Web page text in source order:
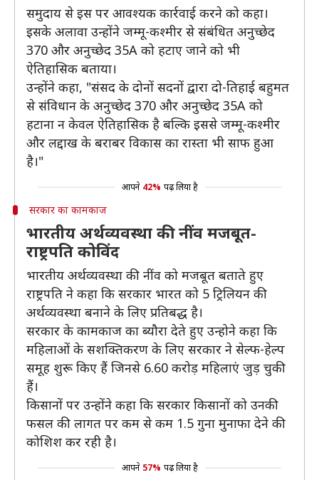
समुदाय से इस पर आवश्यक कार्रवाई करने को कहा।
इसके अलावा उन्होंने जम्मू-कश्मीर से संबंधित अनुच्छेद
370 और अनुच्छेद 35A को हटाए जाने को भी
ऐतिहासिक बताया।
उन्होंने कहा, "संसद के दोनों सदनों द्वारा दो-तिहाई बहुमत
से संविधान के अनुच्छेद 370 और अनुच्छेद 35A को
हटाना न केवल ऐतिहासिक है बल्कि इससे जम्मू-कश्मीर
और लद्दाख के बराबर विकास का रास्ता भी साफ हुआ
है।"
आपने 42% पढ़ लिया है
सरकार का कामकाज
भारतीय अर्थव्यवस्था की नींव मजबूत-
राष्ट्रपति कोविंद
भारतीय अर्थव्यवस्था की नींव को मजबूत बताते हुए
राष्ट्रपति ने कहा कि सरकार भारत को 5 ट्रिलियन की
अर्थव्यवस्था बनाने के लिए प्रतिबद्ध है।
सरकार के कामकाज का ब्यौरा देते हुए उन्होने कहा कि
महिलाओं के सशक्तिकरण के लिए सरकार ने सेल्फ-हेल्प
समूह शुरू किए हैं जिनसे 6.60 करोड़ महिलाएं जुड़ चुकी
हैं।
किसानों पर उन्होंने कहा कि सरकार किसानों को उनकी
फसल की लागत पर कम से कम 1.5 गुना मुनाफा देने की
कोशिश कर रही है।
आपने 57% पढ़ लिया है